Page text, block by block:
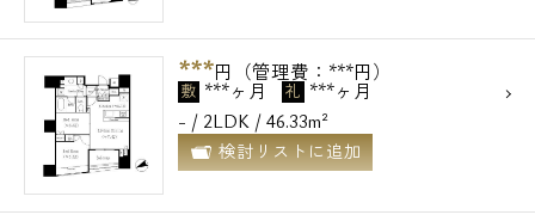
***円（管理費：***円）
敷 ***ヶ月 礼 ***ヶ月
- / 2LDK / 46.33m²
検討リストに追加